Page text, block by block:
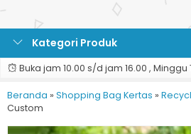
Kategori Produk
Buka jam 10.00 s/d jam 16.00 , Minggu
Beranda » Shopping Bag Kertas »
Custom